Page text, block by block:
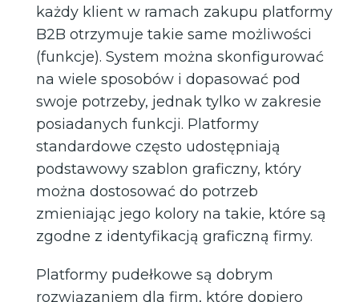
każdy klient w ramach zakupu platformy
B2B otrzymuje takie same możliwości
(funkcje). System można skonfigurować
na wiele sposobów i dopasować pod
swoje potrzeby, jednak tylko w zakresie
posiadanych funkcji. Platformy
standardowe często udostępniają
podstawowy szablon graficzny, który
można dostosować do potrzeb
zmieniając jego kolory na takie, które są
zgodne z identyfikacją graficzną firmy.
Platformy pudełkowe są dobrym
rozwiązaniem dla firm, które dopiero